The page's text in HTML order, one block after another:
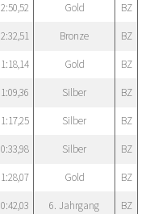
2:50,52 Gold BZ
2:32,51 Bronze BZ
1:18,14 Gold BZ
1:09,36 Silber BZ
1:17,25 Silber BZ
0:33,98 Silber BZ
1:28,07 Gold BZ
0:42,03 6. Jahrgang BZ